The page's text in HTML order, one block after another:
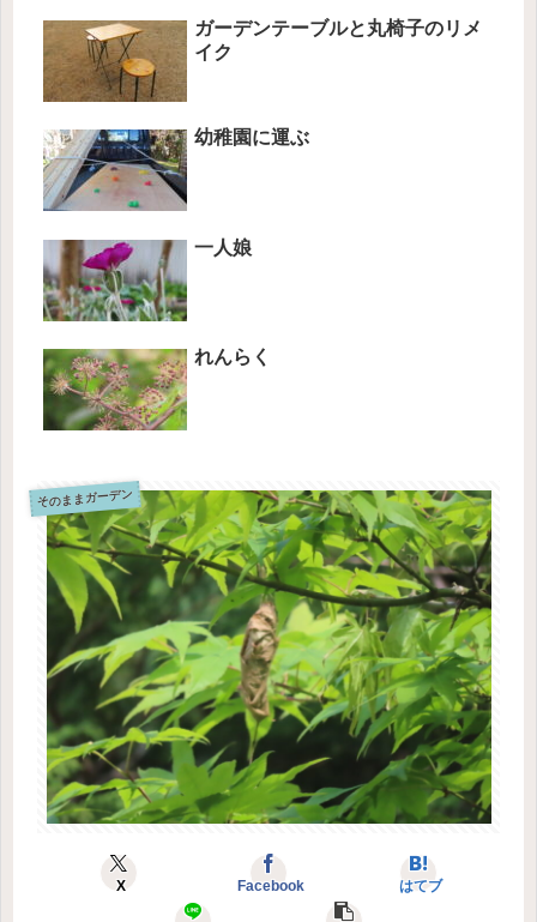
ガーデンテーブルと丸椅子のリメ
イク
幼稚園に運ぶ
一人娘
れんらく
そのままガーデン
X Facebook はてブ